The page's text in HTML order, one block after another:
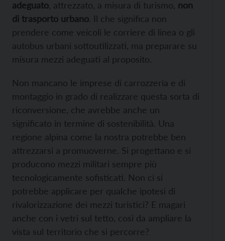
adeguato, attrezzato, a misura di turismo, non
di trasporto urbano. Il che significa non
prendere come veicoli le corriere di linea o gli
autobus urbani sottoutilizzati, ma preparare su
misura mezzi adeguati al proposito.
Non mancano le imprese di carrozzeria e di
montaggio in grado di realizzare questa sorta di
riconversione, che avrebbe anche un
significato in termine di sostenibilità. Una
regione alpina come la nostra potrebbe ben
attrezzarsi a promuoverne. Si progettano e si
producono mezzi militari sempre più
tecnologicamente sofisticati. Non ci si
potrebbe applicare per qualche ipotesi di
rivalorizzazione dei mezzi turistici? E magari
anche con i vetri sul tetto, così da ampliare la
vista sul territorio che si percorre?